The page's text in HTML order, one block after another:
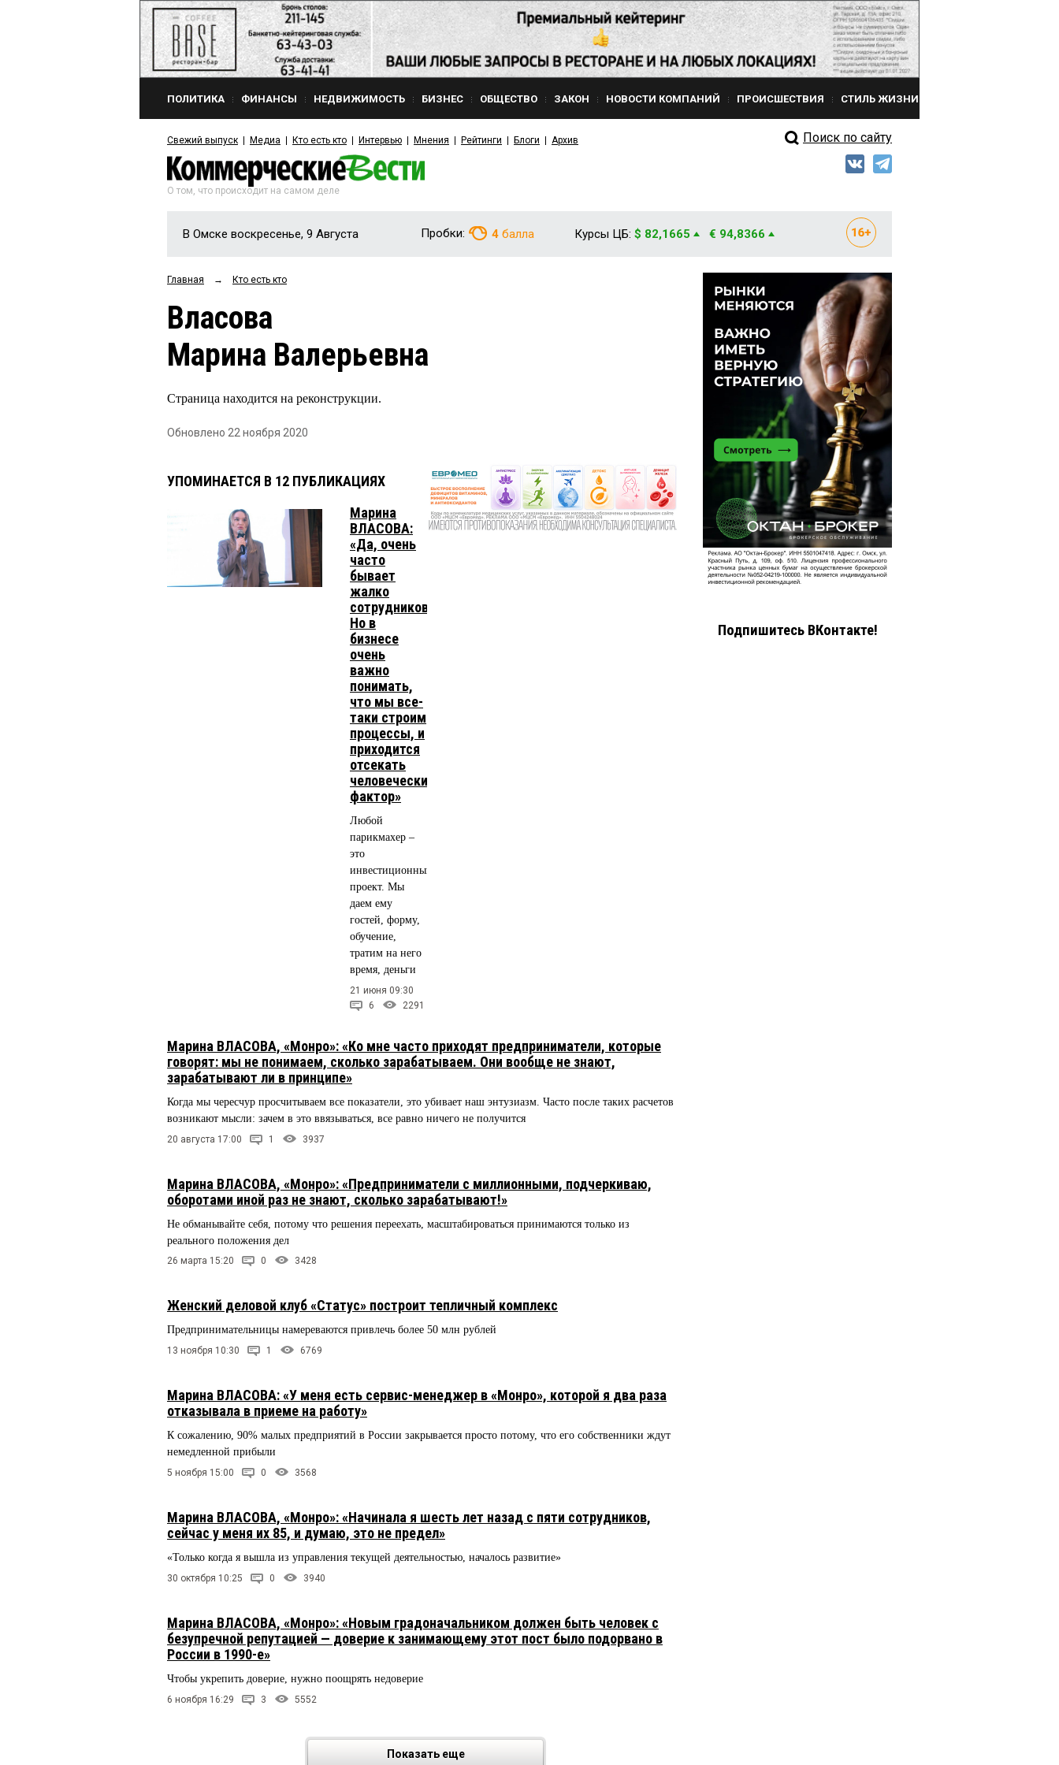
ПОЛИТИКА ФИНАНСЫ НЕДВИЖИМОСТЬ БИЗНЕС ОБЩЕСТВО ЗАКОН НОВОСТИ КОМПАНИЙ ПРОИСШЕСТВИЯ СТИЛЬ ЖИЗНИ
Свежий выпуск Медиа Кто есть кто Интервью Мнения Рейтинги Блоги Архив Поиск по сайту
О том, что происходит на самом деле
В Омске воскресенье, 9 Августа Пробки: 4 балла Курсы ЦБ: $ 82,1665 € 94,8366
Главная → Кто есть кто
Власова
Марина Валерьевна
Страница находится на реконструкции.
Обновлено 22 ноября 2020
УПОМИНАЕТСЯ В 12 ПУБЛИКАЦИЯХ
Марина
ВЛАСОВА:
«Да, очень
часто
бывает
жалко
сотрудников.
Но в
бизнесе
очень
важно
понимать,
что мы все-
таки строим
процессы, и
приходится
отсекать
человеческий
фактор»
Любой
парикмахер –
это
инвестиционный
проект. Мы
даем ему
гостей, форму,
обучение,
тратим на него
время, деньги
21 июня 09:30
6
2291
Марина ВЛАСОВА, «Монро»: «Ко мне часто приходят предприниматели, которые
говорят: мы не понимаем, сколько зарабатываем. Они вообще не знают,
зарабатывают ли в принципе»
Когда мы чересчур просчитываем все показатели, это убивает наш энтузиазм. Часто после таких расчетов
возникают мысли: зачем в это ввязываться, все равно ничего не получится
20 августа 17:00 1 3937
Марина ВЛАСОВА, «Монро»: «Предприниматели с миллионными, подчеркиваю,
оборотами иной раз не знают, сколько зарабатывают!»
Не обманывайте себя, потому что решения переехать, масштабироваться принимаются только из
реального положения дел
26 марта 15:20 0 3428
Женский деловой клуб «Статус» построит тепличный комплекс
Предпринимательницы намереваются привлечь более 50 млн рублей
13 ноября 10:30 1 6769
Марина ВЛАСОВА: «У меня есть сервис-менеджер в «Монро», которой я два раза
отказывала в приеме на работу»
К сожалению, 90% малых предприятий в России закрывается просто потому, что его собственники ждут
немедленной прибыли
5 ноября 15:00 0 3568
Марина ВЛАСОВА, «Монро»: «Начинала я шесть лет назад с пяти сотрудников,
сейчас у меня их 85, и думаю, это не предел»
«Только когда я вышла из управления текущей деятельностью, началось развитие»
30 октября 10:25 0 3940
Марина ВЛАСОВА, «Монро»: «Новым градоначальником должен быть человек с
безупречной репутацией — доверие к занимающему этот пост было подорвано в
России в 1990-е»
Чтобы укрепить доверие, нужно поощрять недоверие
6 ноября 16:29 3 5552
Показать еще
Подпишитесь ВКонтакте!